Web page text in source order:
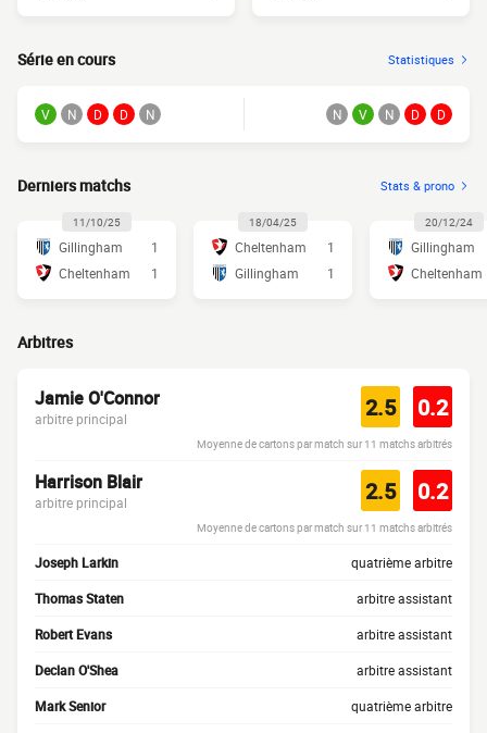
Série en cours Statistiques
V N D D N N V N D D
Derniers matchs Stats & prono
11/10/25
Gillingham
1
Cheltenham
1
18/04/25
Cheltenham
1
Gillingham
1
20/12/24
Gillingham
Cheltenham
Arbitres
Jamie O'Connor
arbitre principal 2.5 0.2
Moyenne de cartons par match sur 11 matchs arbitrés
Harrison Blair
arbitre principal 2.5 0.2
Moyenne de cartons par match sur 11 matchs arbitrés
Joseph Larkin quatrième arbitre
Thomas Staten arbitre assistant
Robert Evans arbitre assistant
Declan O'Shea arbitre assistant
Mark Senior quatrième arbitre